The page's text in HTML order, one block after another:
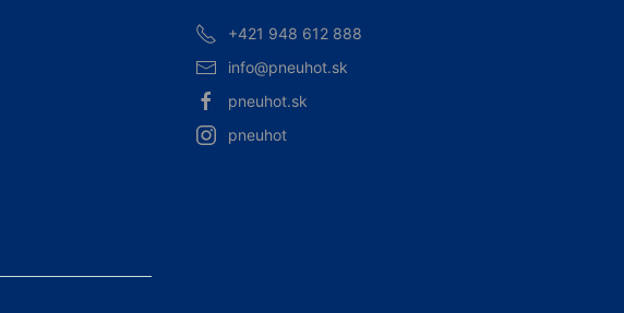
+421 948 612 888
info@pneuhot.sk
pneuhot.sk
pneuhot